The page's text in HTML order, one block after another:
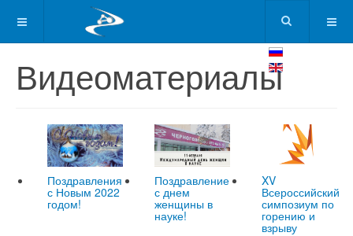
Видеоматериалы
Поздравления
с Новым 2022
годом!
Поздравление
с днем
женщины в
науке!
XV
Всероссийский
симпозиум по
горению и
взрыву